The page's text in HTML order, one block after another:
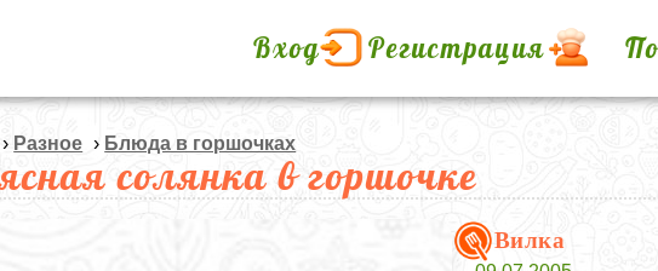
Вход Регистрация
› Разное › Блюда в горшочках
солянка в горшочке
Вилка